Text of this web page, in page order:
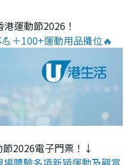
港運動節2026！
＋100+運動用品攤位🔥
2026電子門票！↓